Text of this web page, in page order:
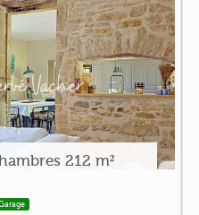
212 m²